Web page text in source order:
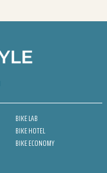
BIKE LAB
BIKE HOTEL
BIKE ECONOMY